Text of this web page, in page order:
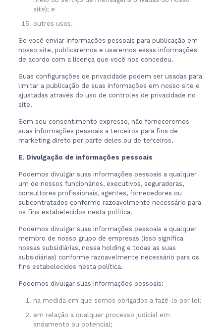
site); e
outros usos.
Se você enviar informações pessoais para publicação em
nosso site, publicaremos e usaremos essas informações
de acordo com a licença que você nos concedeu.
Suas configurações de privacidade podem ser usadas para
limitar a publicação de suas informações em nosso site e
ajustadas através do uso de controles de privacidade no
site.
Sem seu consentimento expresso, não forneceremos
suas informações pessoais a terceiros para fins de
marketing direto por parte deles ou de terceiros.
E. Divulgação de informações pessoais
Podemos divulgar suas informações pessoais a qualquer
um de nossos funcionários, executivos, seguradoras,
consultores profissionais, agentes, fornecedores ou
subcontratados conforme razoavelmente necessário para
os fins estabelecidos nesta política.
Podemos divulgar suas informações pessoais a qualquer
membro de nosso grupo de empresas (isso significa
nossas subsidiárias, nossa holding e todas as suas
subsidiárias) conforme razoavelmente necessário para os
fins estabelecidos nesta política.
Podemos divulgar suas informações pessoais:
na medida em que somos obrigados a fazê-lo por lei;
em relação a qualquer processo judicial em
andamento ou potencial;